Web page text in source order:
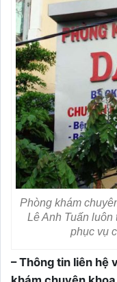
Phòng khám
Lê Anh Tuấn luôn
phục vụ
– Thông tin liên hệ